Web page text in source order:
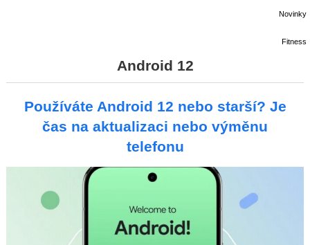
Novinky
Fitness
Android 12
Používáte Android 12 nebo starší? Je
čas na aktualizaci nebo výměnu
telefonu